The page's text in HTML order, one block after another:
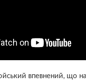
впевнений, що